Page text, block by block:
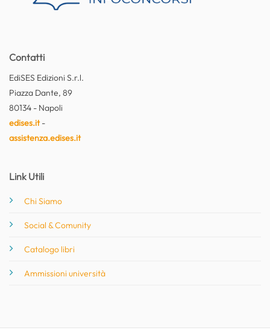
Contatti
EdiSES Edizioni S.r.l.
Piazza Dante, 89
80134 - Napoli
edises.it-
assistenza.edises.it
Link Utili
Chi Siamo
Social & Comunity
Catalogo libri
Ammissioni università